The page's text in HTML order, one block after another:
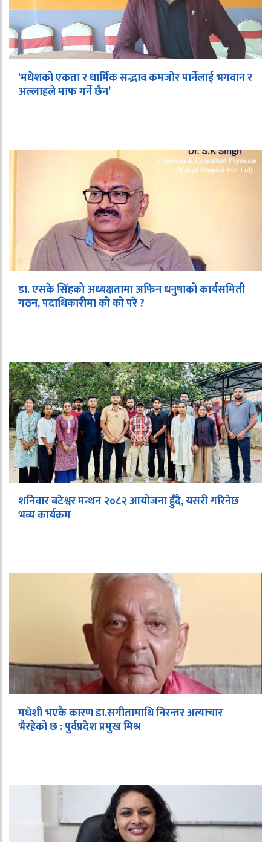
‘मधेशको एकता र धार्मिक सद्भाव कमजोर पार्नेलाई भगवान र
अल्लाहले माफ गर्ने छैन’
डा. एसके सिंहको अध्यक्षतामा अफिन धनुषाको कार्यसमिती
गठन, पदाधिकारीमा को को परे ?
शनिवार बटेश्वर मन्थन २०८२ आयोजना हुँदै, यसरी गरिनेछ
भव्य कार्यक्रम
मधेशी भएकै कारण डा.सगीतामाथि निरन्तर अत्याचार
भैरहेको छ : पुर्वप्रदेश प्रमुख मिश्र